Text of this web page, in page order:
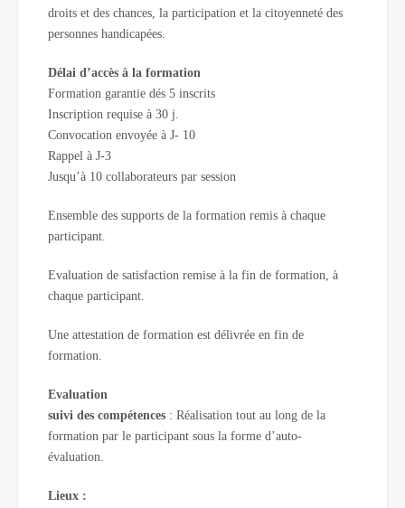
droits et des chances, la participation et la citoyenneté des
personnes handicapées.
Délai d’accès à la formation
Formation garantie dés 5 inscrits
Inscription requise à 30 j.
Convocation envoyée à J- 10
Rappel à J-3
Jusqu’à 10 collaborateurs par session
Ensemble des supports de la formation remis à chaque
participant.
Evaluation de satisfaction remise à la fin de formation, à
chaque participant.
Une attestation de formation est délivrée en fin de
formation.
Evaluation
suivi des compétences: Réalisation tout au long de la
formation par le participant sous la forme d’auto-
évaluation.
Lieux :